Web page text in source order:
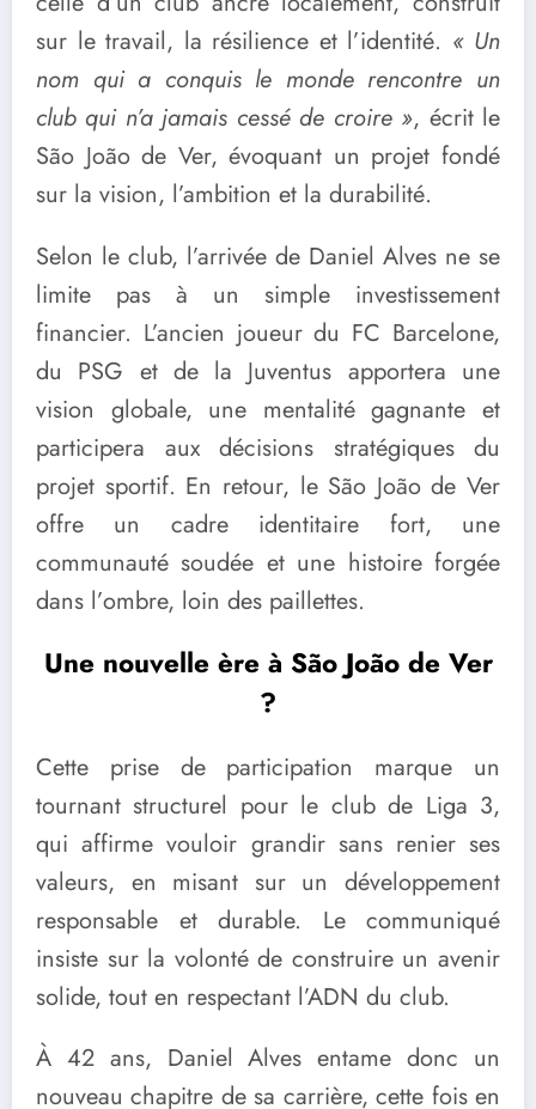
sur le travail, la résilience et l’identité. « Un
nom qui a conquis le monde rencontre un
club qui n’a jamais cessé de croire », écrit le
São João de Ver, évoquant un projet fondé
sur la vision, l’ambition et la durabilité.
Selon le club, l’arrivée de Daniel Alves ne se
limite pas à un simple investissement
financier. L’ancien joueur du FC Barcelone,
du PSG et de la Juventus apportera une
vision globale, une mentalité gagnante et
participera aux décisions stratégiques du
projet sportif. En retour, le São João de Ver
offre un cadre identitaire fort, une
communauté soudée et une histoire forgée
dans l’ombre, loin des paillettes.
Une nouvelle ère à São João de Ver
?
Cette prise de participation marque un
tournant structurel pour le club de Liga 3,
qui affirme vouloir grandir sans renier ses
valeurs, en misant sur un développement
responsable et durable. Le communiqué
insiste sur la volonté de construire un avenir
solide, tout en respectant l’ADN du club.
À 42 ans, Daniel Alves entame donc un
nouveau chapitre de sa carrière, cette fois en